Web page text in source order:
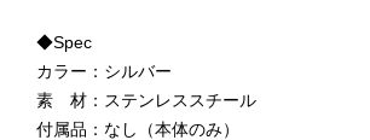
◆Spec
カラー：シルバー
素 材：ステンレススチール
付属品：なし（本体のみ）